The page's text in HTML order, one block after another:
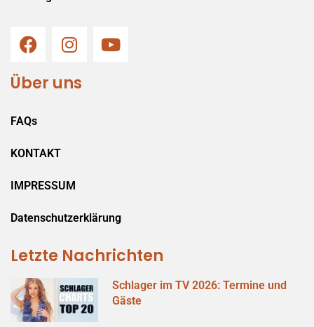
Über uns
FAQs
KONTAKT
IMPRESSUM
Datenschutzerklärung
Letzte Nachrichten
Schlager im TV 2026: Termine und
Gäste